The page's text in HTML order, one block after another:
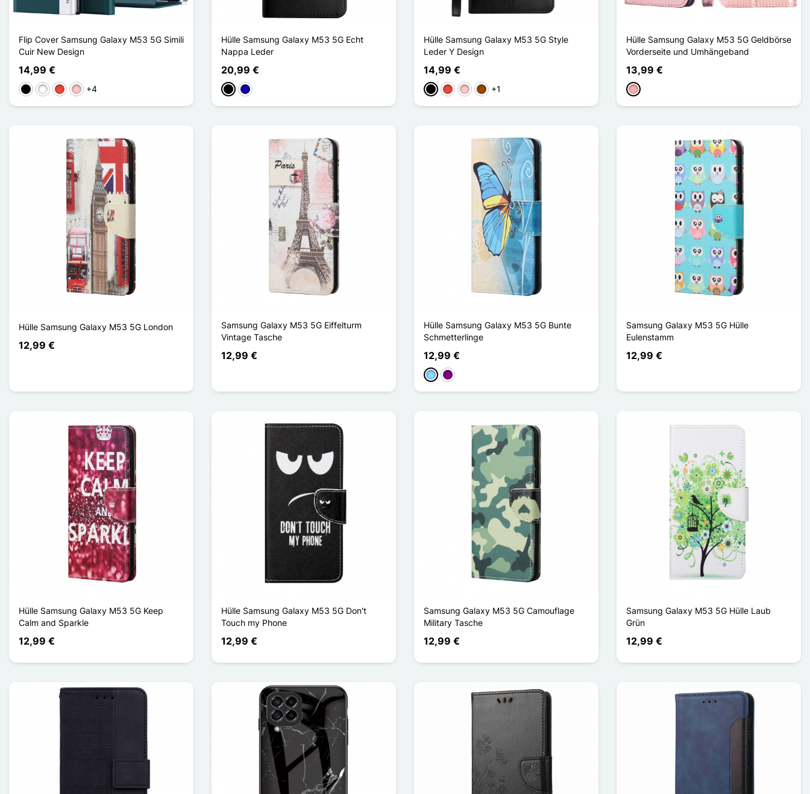
Flip Cover Samsung Galaxy M53 5G Simili
Cuir New Design
14,99 €
Schwarz
WeißRot Pink+4
Hülle Samsung Galaxy M53 5G Echt
Nappa Leder
20,99 €
SchwarzDunkelblau
Hülle Samsung Galaxy M53 5G Style
Leder Y Design
14,99 €
Schwarz
Rot PinkBraun
+1
Hülle Samsung Galaxy M53 5G Geldbörse
Vorderseite und Umhängeband
13,99 €
Roségold
Hülle Samsung Galaxy M53 5G London
12,99 €
Samsung Galaxy M53 5G Eiffelturm
Vintage Tasche
12,99 €
Hülle Samsung Galaxy M53 5G Bunte
Schmetterlinge
12,99 €
Hellblau
Violett
Samsung Galaxy M53 5G Hülle
Eulenstamm
12,99 €
Hülle Samsung Galaxy M53 5G Keep
Calm and Sparkle
12,99 €
Hülle Samsung Galaxy M53 5G Don't
Touch my Phone
12,99 €
Samsung Galaxy M53 5G Camouflage
Military Tasche
12,99 €
Samsung Galaxy M53 5G Hülle Laub
Grün
12,99 €